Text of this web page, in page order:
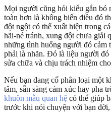
Mọi người cũng hỏi kiểu gắn bó
toàn hơn là không biến điều đó
đột ngột có thể xuất hiện trong
hãi-né tránh, xung đột chưa giải
những tình huống người đó cảm
phải là nhãn. Đó là liệu người đó
sửa chữa và chịu trách nhiệm
Nếu bạn đang cố phân loại một
tâm, sẵn sàng cảm xúc hay pha
khuôn mẫu quan hệ có thể giúp
trước khi nói chuyện với bạn đời,